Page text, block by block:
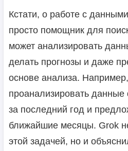
Кстати, о работе с
просто помощник для
может анализировать
делать прогнозы и даже
основе анализа.
проанализировать данные
за последний год и
ближайшие месяцы. Grok
этой задачей, но и